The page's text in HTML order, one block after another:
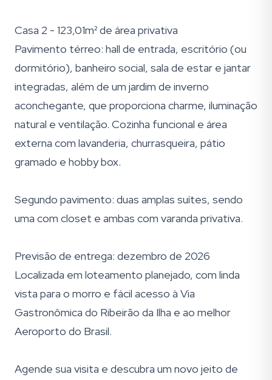
Casa 2 - 123,01m² de área privativa
Pavimento térreo: hall de entrada, escritório (ou
dormitório), banheiro social, sala de estar e jantar
integradas, além de um jardim de inverno
aconchegante, que proporciona charme, iluminação
natural e ventilação. Cozinha funcional e área
externa com lavanderia, churrasqueira, pátio
gramado e hobby box.
Segundo pavimento: duas amplas suítes, sendo
uma com closet e ambas com varanda privativa.
Previsão de entrega: dezembro de 2026
Localizada em loteamento planejado, com linda
vista para o morro e fácil acesso à Via
Gastronômica do Ribeirão da Ilha e ao melhor
Aeroporto do Brasil.
Agende sua visita e descubra um novo jeito de